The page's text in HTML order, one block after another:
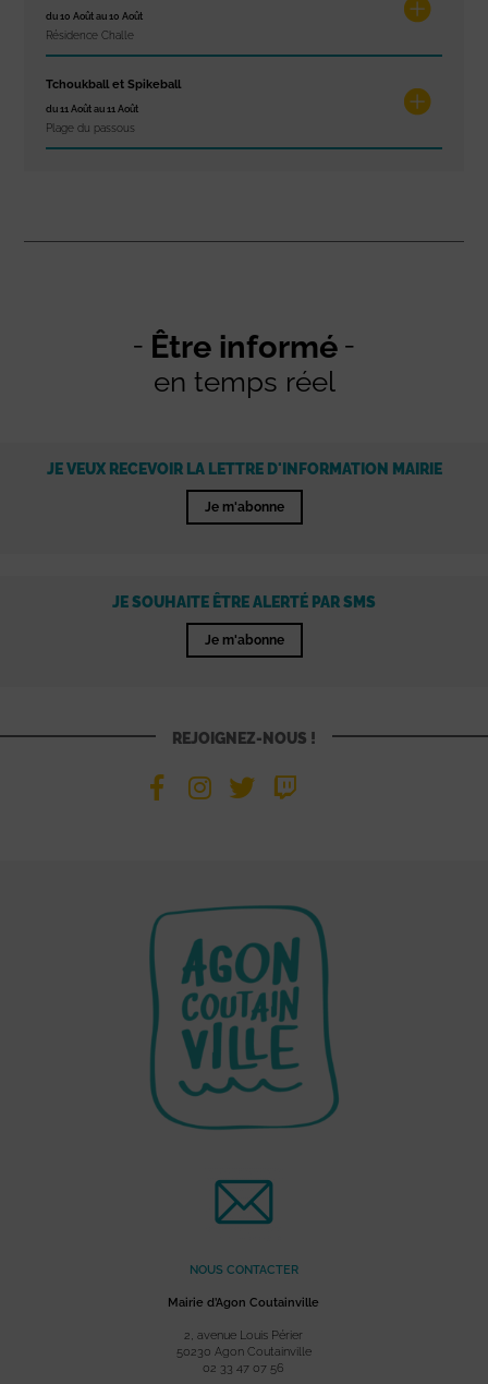
du 10 Août au 10 Août
Résidence Challe
Tchoukball et Spikeball
du 11 Août au 11 Août
Plage du passous
Être informé
en temps réel
JE VEUX RECEVOIR LA LETTRE D'INFORMATION MAIRIE
Je m'abonne
JE SOUHAITE ÊTRE ALERTÉ PAR SMS
Je m'abonne
REJOIGNEZ-NOUS !
NOUS CONTACTER
Mairie d’Agon Coutainville
2, avenue Louis Périer
50230 Agon Coutainville
02 33 47 07 56